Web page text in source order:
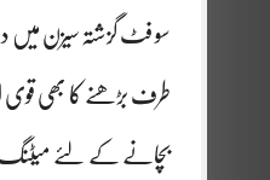
سو فٹ گزشتہ سیزن میں
طرف بڑھنے کا بھی قوی
بچانے کے لئے میٹنگ